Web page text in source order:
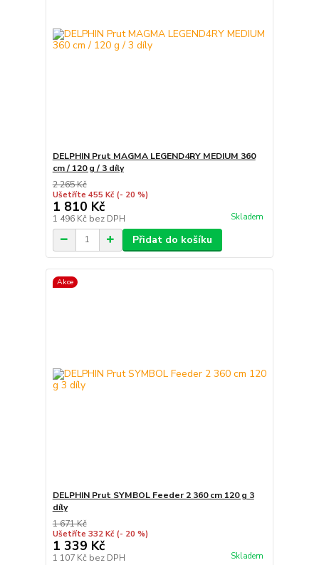
DELPHIN Prut MAGMA LEGEND4RY MEDIUM 360
cm / 120 g / 3 díly
2 265 Kč
Ušetříte 455 Kč (- 20 %)
1 810 Kč
1 496 Kč bez DPH Skladem
Přidat do košíku
Akce
DELPHIN Prut SYMBOL Feeder 2 360 cm 120 g 3
díly
1 671 Kč
Ušetříte 332 Kč (- 20 %)
1 339 Kč
1 107 Kč bez DPH Skladem